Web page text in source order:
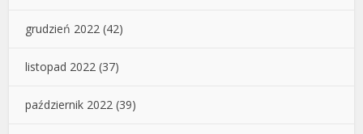
grudzień 2022 (42)
listopad 2022 (37)
październik 2022 (39)